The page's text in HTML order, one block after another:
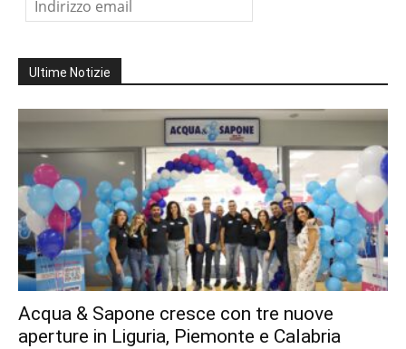
Ultime Notizie
Acqua & Sapone cresce con tre nuove
aperture in Liguria, Piemonte e Calabria